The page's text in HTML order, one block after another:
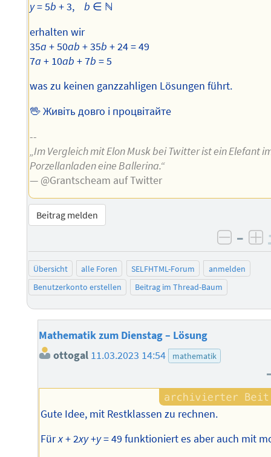
y= 5b + 3,b ∈ ℕ
erhalten wir
35a + 50ab + 35b + 24 = 49
7a + 10ab + 7b = 5
was zu keinen ganzzahligen Lösungen führt.
🖖 Живіть довго і процвітайте
--
„Im Vergleich mit Elon Musk bei Twitter ist ein Elefant
Porzellanladen eine Ballerina.“
— @Grantscheam auf Twitter
Beitrag melden
–
Übersicht alle Foren SELFHTML-Forum
anmelden
Benutzerkonto erstellen
Beitrag im Thread-Baum
Mathematik zum Dienstag – Lösung
ottogal 11.03.2023 14:54 mathematik
Gute Idee, mit Restklassen zu rechnen.
Fürx+ 2xy+y= 49 funktioniert es aber auch mit